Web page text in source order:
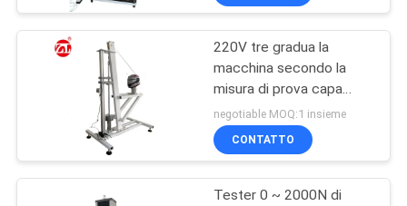
220V tre gradua la
macchina secondo la
misura di prova capa
della stabilità del
dispositivo della
riparazione del casco
negotiable MOQ:1 insieme
CONTATTO
Tester 0 ~ 2000N di